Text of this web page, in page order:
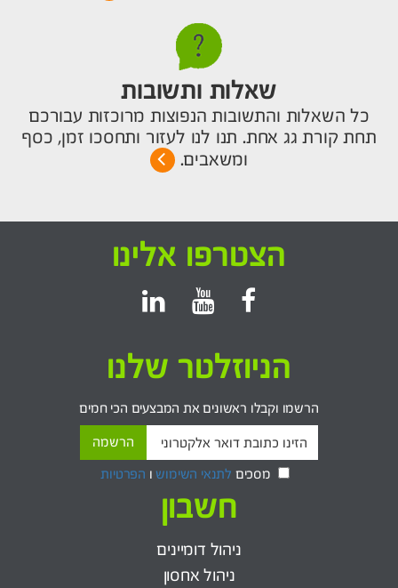
שאלות ותשובות
כל השאלות והתשובות הנפוצות מרוכזות עבורכם
תחת קורת גג אחת. תנו לנו לעזור ותחסכו זמן, כסף
ומשאבים.
הצטרפו אלינו
הניוזלטר שלנו
הרשמו וקבלו ראשונים את המבצעים הכי חמים
מסכים לתנאי השימוש ו הפרטיות
חשבון
ניהול דומיינים
ניהול אחסון